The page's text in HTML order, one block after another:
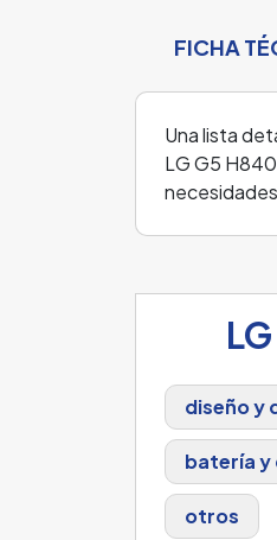
FICHA
Una lista
LG G5
diseño y
batería y
otros